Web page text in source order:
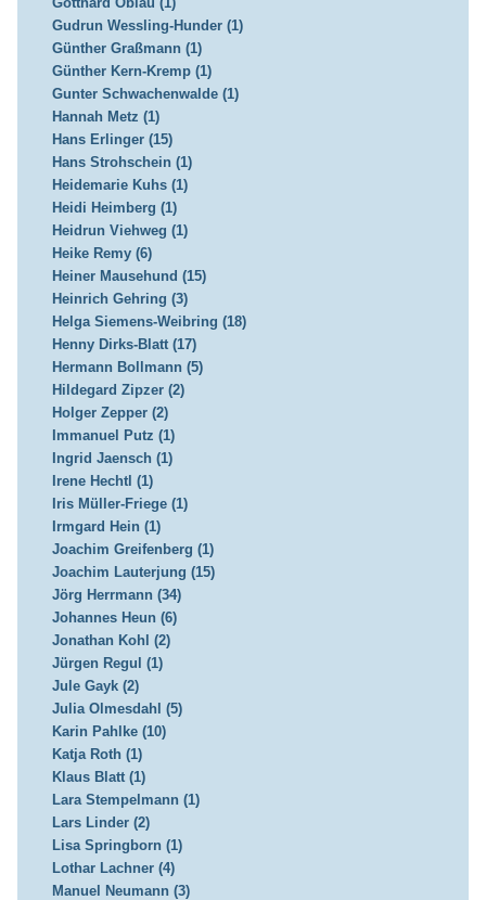
Gudrun Wessling-Hunder (1)
Günther Graßmann (1)
Günther Kern-Kremp (1)
Gunter Schwachenwalde (1)
Hannah Metz (1)
Hans Erlinger (15)
Hans Strohschein (1)
Heidemarie Kuhs (1)
Heidi Heimberg (1)
Heidrun Viehweg (1)
Heike Remy (6)
Heiner Mausehund (15)
Heinrich Gehring (3)
Helga Siemens-Weibring (18)
Henny Dirks-Blatt (17)
Hermann Bollmann (5)
Hildegard Zipzer (2)
Holger Zepper (2)
Immanuel Putz (1)
Ingrid Jaensch (1)
Irene Hechtl (1)
Iris Müller-Friege (1)
Irmgard Hein (1)
Joachim Greifenberg (1)
Joachim Lauterjung (15)
Jörg Herrmann (34)
Johannes Heun (6)
Jonathan Kohl (2)
Jürgen Regul (1)
Jule Gayk (2)
Julia Olmesdahl (5)
Karin Pahlke (10)
Katja Roth (1)
Klaus Blatt (1)
Lara Stempelmann (1)
Lars Linder (2)
Lisa Springborn (1)
Lothar Lachner (4)
Manuel Neumann (3)